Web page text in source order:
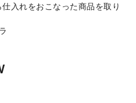
入れをおこなった商品を取り